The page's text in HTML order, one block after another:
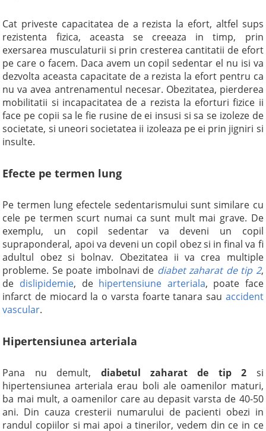
Cat priveste capacitatea de a rezista la efort, altfel sups
rezistenta fizica, aceasta se creeaza in timp, prin
exersarea musculaturii si prin cresterea cantitatii de efort
pe care o facem. Daca avem un copil sedentar el nu isi va
dezvolta aceasta capacitate de a rezista la efort pentru ca
nu va avea antrenamentul necesar. Obezitatea, pierderea
mobilitatii si incapacitatea de a rezista la eforturi fizice ii
face pe copii sa le fie rusine de ei insusi si sa se izoleze de
societate, si uneori societatea ii izoleaza pe ei prin jigniri si
insulte.
Efecte pe termen lung
Pe termen lung efectele sedentarismului sunt similare cu
cele pe termen scurt numai ca sunt mult mai grave. De
exemplu, un copil sedentar va deveni un copil
supraponderal, apoi va deveni un copil obez si in final va fi
adultul obez si bolnav. Obezitatea ii va crea multiple
probleme. Se poate imbolnavi de diabet zaharat de tip 2,
de dislipidemie, de hipertensiune arteriala, poate face
infarct de miocard la o varsta foarte tanara sau accident
vascular.
Hipertensiunea arteriala
Pana nu demult, diabetul zaharat de tip 2 si
hipertensiunea arteriala erau boli ale oamenilor maturi,
ba mai mult, a oamenilor care au depasit varsta de 40-50
ani. Din cauza cresterii numarului de pacienti obezi in
randul copiilor si mai apoi a tinerilor, vedem din ce in ce